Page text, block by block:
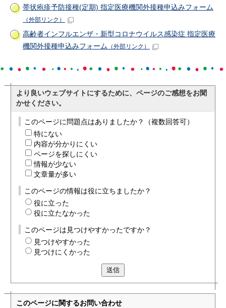
帯状疱疹予防接種(定期) 指定医療機関外接種申込みフォーム
（外部リンク）
高齢者インフルエンザ・新型コロナウイルス感染症 指定医療
機関外接種申込みフォーム （外部リンク）
より良いウェブサイトにするために、ページのご感想をお聞
かせください。
このページに問題点はありましたか？（複数回答可）
特にない
内容が分かりにくい
ページを探しにくい
情報が少ない
文章量が多い
このページの情報は役に立ちましたか？
役に立った
役に立たなかった
このページは見つけやすかったですか？
見つけやすかった
見つけにくかった
送信
このページに関するお問い合わせ